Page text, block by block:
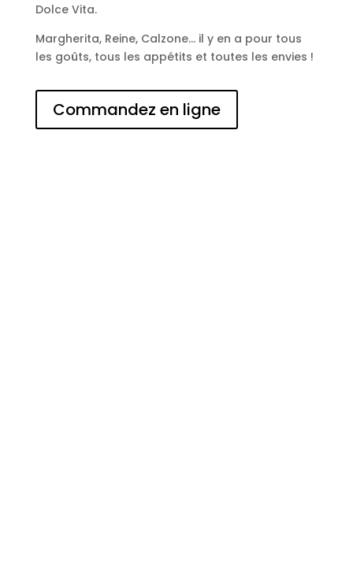
Dolce Vita.
Margherita, Reine, Calzone… il y en a pour tous
les goûts, tous les appétits et toutes les envies !
Commandez en ligne